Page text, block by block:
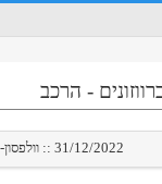
- הרכב
31/12/2022 :: וולפסון-חודורוב : אשראי בהמתנה ל